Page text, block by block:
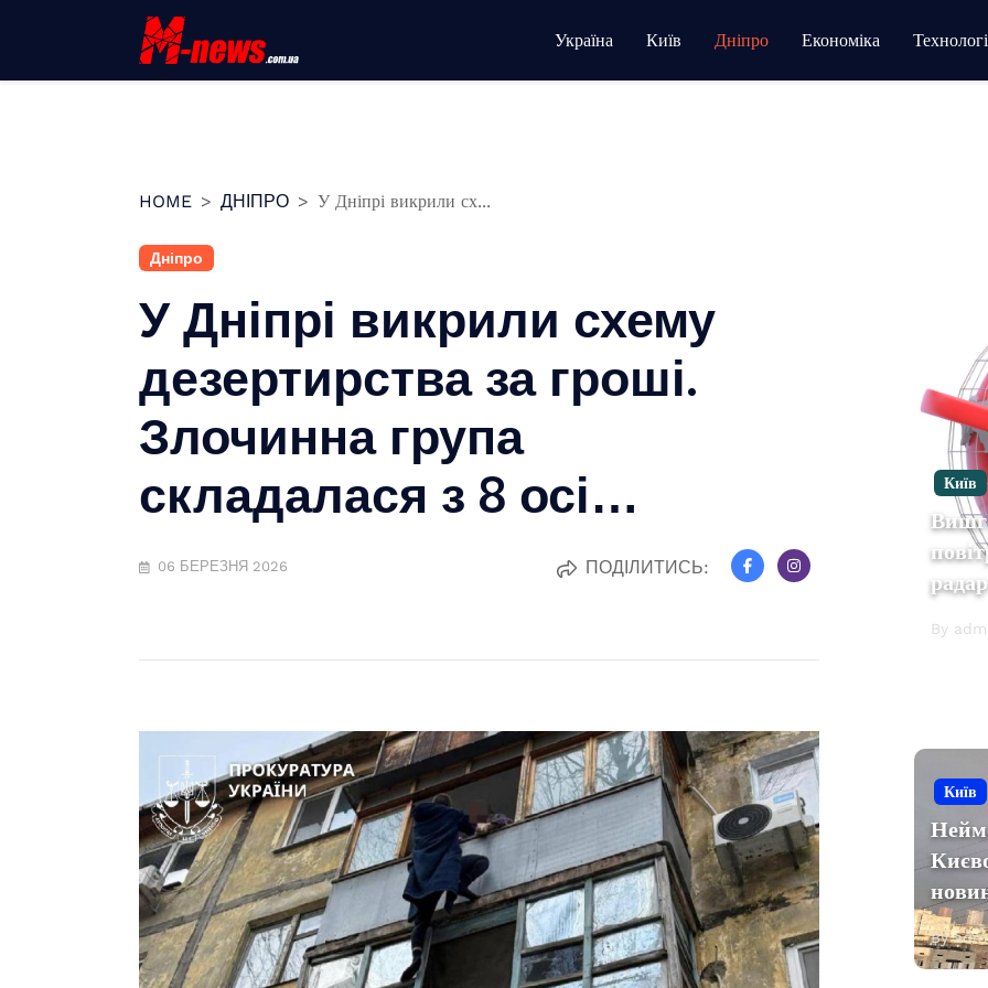
Україна Київ Дніпро Економіка
HOME ДНІПРО У Дніпрі викрили сх...
Дніпро
У Дніпрі викрили схему
дезертирства за гроші.
Злочинна група
складалася з 8 осі…
06 БЕРЕЗНЯ 2026 ПОДІЛИТИСЬ:
Київ
By
Київ
By